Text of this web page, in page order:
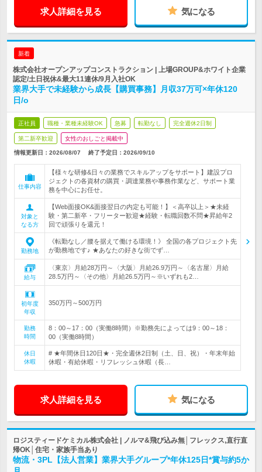
求人詳細を見る 気になる
新着
株式会社オープンアップコンストラクション | 上場GROUP&ホワイト企業
認定/土日祝休&最大11連休/9月入社OK
業界大手で未経験から成長【購買事務】月収37万可×年休120
日/o
正社員 職種・業種未経験OK 急募 転勤なし 完全週休2日制
第二新卒歓迎 女性のおしごと掲載中
情報更新日：2026/08/07 終了予定日： 2026/09/10
仕事内容
【様々な研修&日々の業務でスキルアップをサポート】建設プロ
ジェクトの各資材の購買・調達業務や事務作業など、サポート業
務を中心にお任せ。
対象と
なる方
【Web面接OK&面接翌日の内定も可能！】＜高卒以上＞★未経
験・第二新卒・フリーター歓迎★経験・転職回数不問★昇給年2
回で頑張りを還元！
勤務地
《転勤なし／腰を据えて働ける環境！》 全国の各プロジェクト先
が勤務地です♪ ★あなたの好きな街でず…
給与
〈東京〉月給28万円～〈大阪〉月給26.9万円～〈名古屋〉月給
28.5万円～〈その他〉月給26.5万円～※いずれも2…
初年度
年収
350万円～500万円
勤務
時間
8：00～17：00（実働8時間）※勤務先によっては9：00～18：
00（実働8時間）
休日
休暇
# ★年間休日120日★・完全週休2日制（土、日、祝）・年末年始
休暇・有給休暇・リフレッシュ休暇（長…
求人詳細を見る 気になる
ロジスティードケミカル株式会社 | ノルマ&飛び込み無│フレックス,直行直
帰OK│住宅・家族手当あり
物流・3PL【法人営業】業界大手グループ*年休125日*賞与約5か